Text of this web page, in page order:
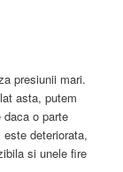
presiunii mari.
asta, putem
o parte
deteriorata,
si unele fire